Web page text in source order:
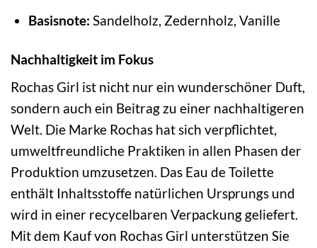
Basisnote: Sandelholz, Zedernholz, Vanille
Nachhaltigkeit im Fokus
Rochas Girl ist nicht nur ein wunderschöner Duft,
sondern auch ein Beitrag zu einer nachhaltigeren
Welt. Die Marke Rochas hat sich verpflichtet,
umweltfreundliche Praktiken in allen Phasen der
Produktion umzusetzen. Das Eau de Toilette
enthält Inhaltsstoffe natürlichen Ursprungs und
wird in einer recycelbaren Verpackung geliefert.
Mit dem Kauf von Rochas Girl unterstützen Sie